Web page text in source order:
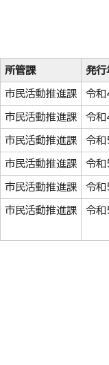
所管課 発行
市民活動推進課 令
市民活動推進課 令
市民活動推進課 令和
市民活動推進課 令和
市民活動推進課 令和
市民活動推進課 令和